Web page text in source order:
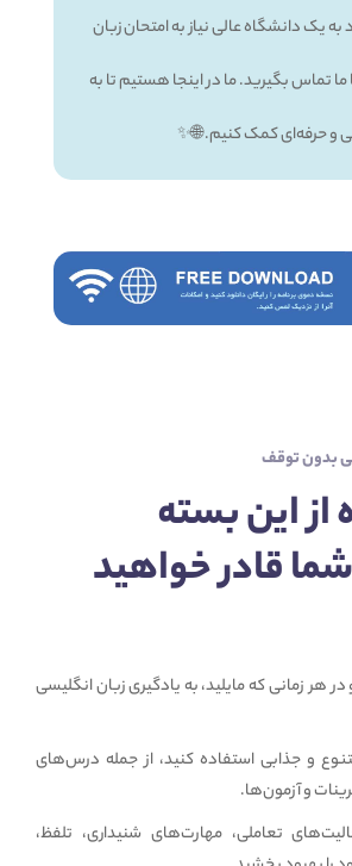
به یک دانشگاه عالی نیاز به امتحان زبان
ما تماس بگیرید. ما در اینجا هستیم تا به
و حرفه‌ای کمک کنیم. 🌐✨
بدون توقف
از این بسته
قادر خواهید
هر زمانی که مایلید، به یادگیری زبان انگلیسی
و جذابی استفاده کنید، از جمله درس‌های
و آزمون‌ها.
تعاملی، مهارت‌های شنیداری، تلفظ،